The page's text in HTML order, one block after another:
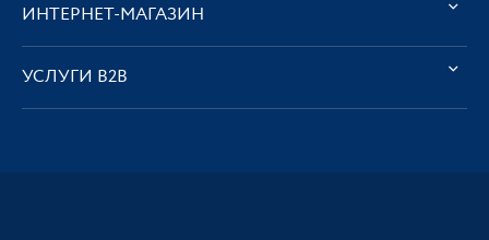
ИНТЕРНЕТ-МАГАЗИН
УСЛУГИ В2В